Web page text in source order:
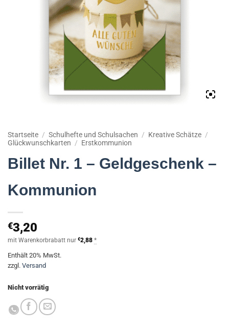
Startseite / Schulhefte und Schulsachen / Kreative Schätze /
Glückwunschkarten / Erstkommunion
Billet Nr. 1 – Geldgeschenk –
Kommunion
€3,20
mit Warenkorbrabatt nur €2,88 *
Enthält 20% MwSt.
zzgl. Versand
Nicht vorrätig